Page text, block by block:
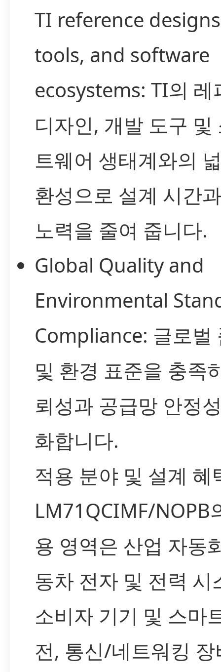
TI reference
tools, and software
ecosystems: TI의 레
디자인, 개발 도구 및
트웨어 생태계와의
환성으로 설계 시간
노력을 줄여 줍니다.
Global Quality and
Environmental
Compliance: 글로벌
및 환경 표준을 충족
뢰성과 공급망 안정
화합니다.
적용 분야 및 설계 혜
LM71QCIMF/NOPB
용 영역은 산업 자동
동차 전자 및 전력 시
소비자 기기 및 스마
전, 통신/네트워킹 장